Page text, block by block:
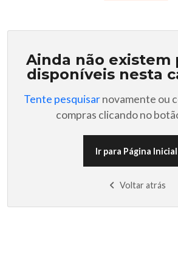
Ainda não existem
disponíveis nesta
Tente pesquisarnovamente ou
compras clicando no
Ir para Página Inicial
Voltar atrás